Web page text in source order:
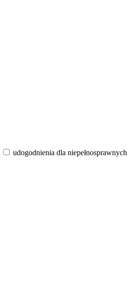
udogodnienia dla niepełnosprawnych